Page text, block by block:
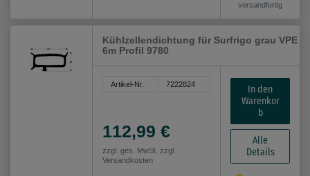
versandfertig
Kühlzellendichtung für Surfrigo grau VPE
6m Profil 9780
Artikel-Nr. 7222824
112,99 €
zzgl. ges. MwSt. zzgl.
Versandkosten
In den
Warenkor
b
Alle
Details